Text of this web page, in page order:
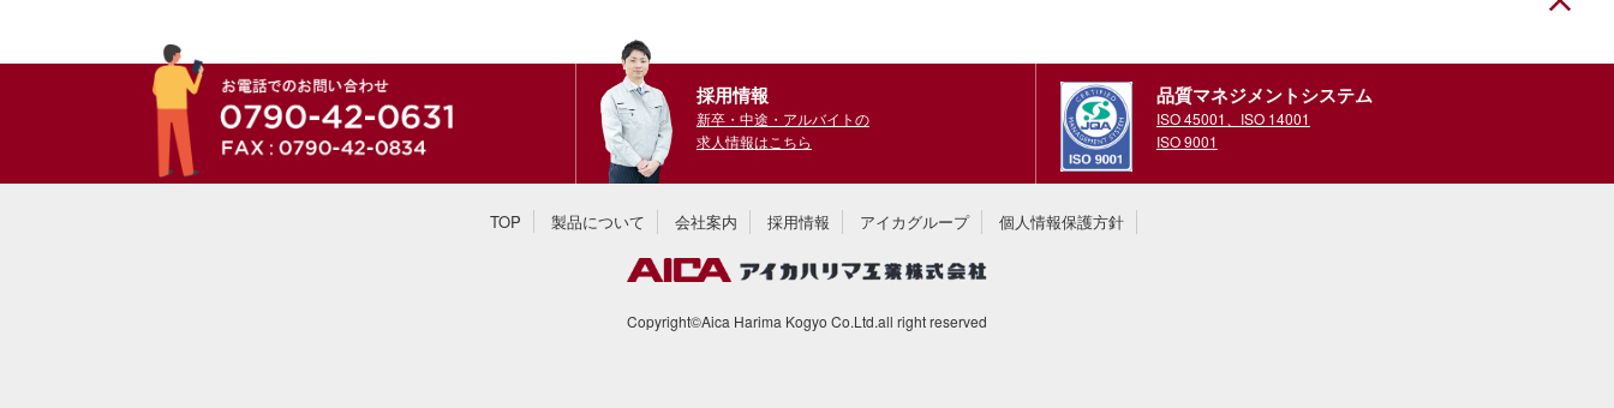
採用情報
新卒・中途・アルバイトの
求人情報はこちら
品質マネジメントシステム
ISO 45001、ISO 14001
ISO 9001
TOP 製品について 会社案内 採用情報 アイカグループ 個人情報保護方針
Copyright©Aica Harima Kogyo Co.Ltd.all right reserved